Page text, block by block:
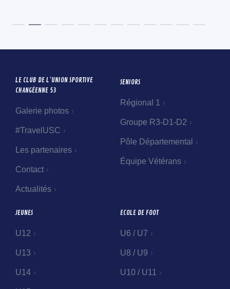
LE CLUB DE L’UNION SPORTIVE
CHANGÉENNE 53
Galerie photos
#TravelUSC
Les partenaires
Contact
Actualités
SENIORS
Régional 1
Groupe R3-D1-D2
Pôle Départemental
Équipe Vétérans
JEUNES
U12
U13
U14
ECOLE DE FOOT
U6 / U7
U8 / U9
U10 / U11